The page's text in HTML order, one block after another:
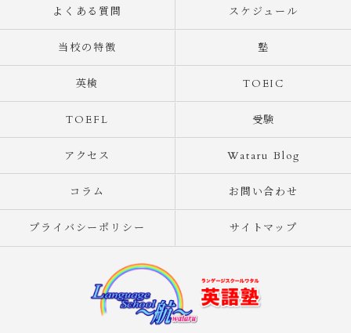
よくある質問 スケジュール
当校の特徴 塾
英検 TOEIC
TOEFL 受験
アクセス Wataru Blog
コラム お問い合わせ
プライバシーポリシー サイトマップ